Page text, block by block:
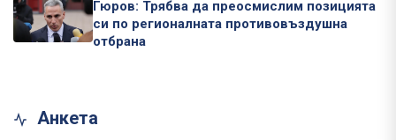
Гюров: Трябва да преосмислим позицията
си по регионалната противовъздушна
отбрана
Анкета